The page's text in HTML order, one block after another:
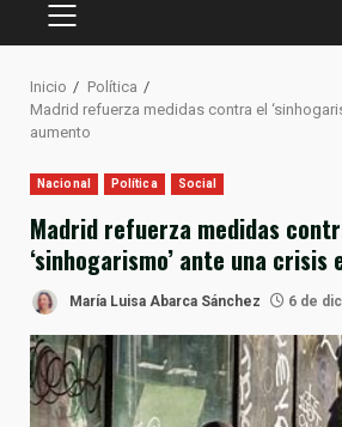
MENÚ
Inicio
Política
Madrid refuerza medidas contra el
aumento
Nacional Política Social
Madrid refuerza medidas
‘sinhogarismo’ ante una crisis
María Luisa Abarca Sánchez 6 de